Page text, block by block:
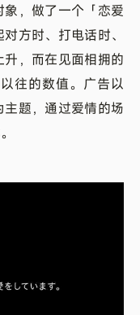
，做了一个「恋爱
方时、打电话时、
，而在见面相拥的
往的数值。广告以
主题，通过爱情的场